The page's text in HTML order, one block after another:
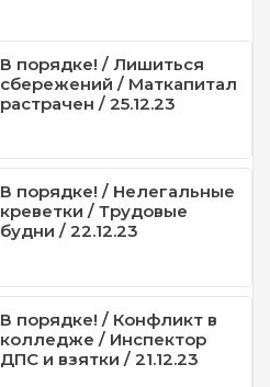
В порядке! / Лишиться
сбережений / Маткапитал
растрачен / 25.12.23
В порядке! / Нелегальные
креветки / Трудовые
будни / 22.12.23
В порядке! / Конфликт в
колледже / Инспектор
ДПС и взятки / 21.12.23